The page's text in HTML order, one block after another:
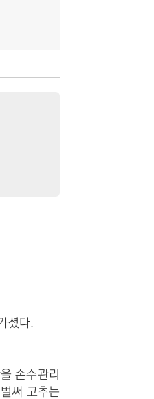
셨다.
손수관리
써 고추는